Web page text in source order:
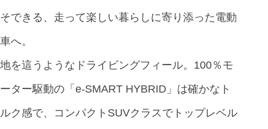
そできる、走って楽しい暮らしに寄り添った電動
車へ。
地を這うようなドライビングフィール。100％モ
ーター駆動の「e-SMART HYBRID」は確かなト
ルク感で、コンパクトSUVクラスでトップレベル